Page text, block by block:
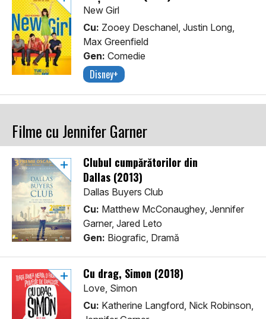
New Girl
Cu: Zooey Deschanel, Justin Long,
Max Greenfield
Gen: Comedie
Disney+
Filme cu Jennifer Garner
Clubul cumpărătorilor din
Dallas (2013)
Dallas Buyers Club
Cu: Matthew McConaughey, Jennifer
Garner, Jared Leto
Gen: Biografic, Dramă
Cu drag, Simon (2018)
Love, Simon
Cu: Katherine Langford, Nick Robinson,